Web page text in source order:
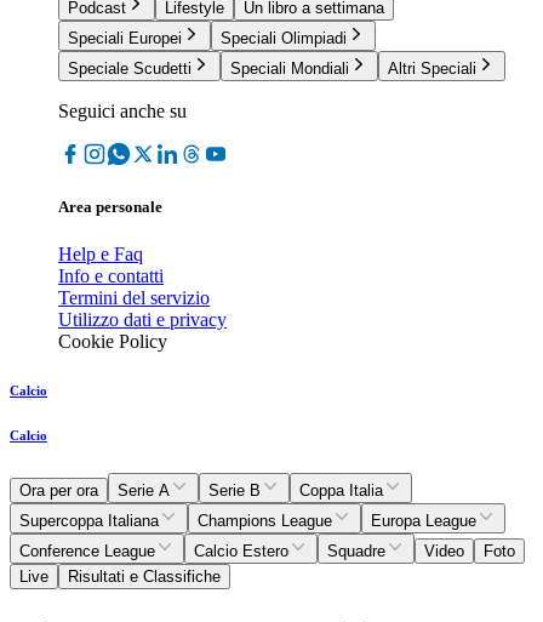
Podcast
Lifestyle
Un libro a settimana
Speciali Europei
Speciali Olimpiadi
Speciale Scudetti
Speciali Mondiali Altri Speciali
Seguici anche su
Area personale
Help e Faq
Info e contatti
Termini del servizio
Utilizzo dati e privacy
Cookie Policy
Calcio
Calcio
Ora per ora Serie A Serie B
Coppa Italia
Supercoppa Italiana
Champions League
Europa League
Conference League
Calcio Estero Squadre Video
Foto
Live
Risultati e Classifiche